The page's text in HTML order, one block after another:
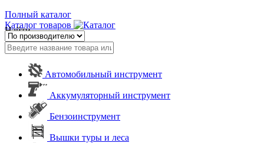
Полный каталог
Каталог товаров
Найти
Автомобильный инструмент
Аккумуляторный инструмент
Бензоинструмент
Вышки туры и леса